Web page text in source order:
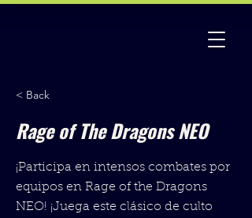
< Back
Rage of The Dragons NEO
¡Participa en intensos combates por
equipos en Rage of the Dragons
NEO! ¡Juega este clásico de culto